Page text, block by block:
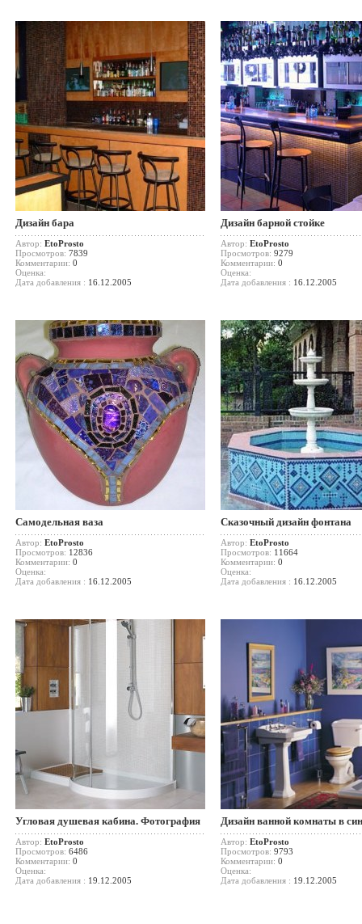
Дизайн бара
Автор: EtoProsto
Просмотров: 7839
Комментарии: 0
Оценка:
Дата добавления : 16.12.2005
Дизайн барной стойке
Автор: EtoProsto
Просмотров: 9279
Комментарии: 0
Оценка:
Дата добавления : 16.12.2005
Самодельная ваза
Автор: EtoProsto
Просмотров: 12836
Комментарии: 0
Оценка:
Дата добавления : 16.12.2005
Сказочный дизайн фонтана
Автор: EtoProsto
Просмотров: 11664
Комментарии: 0
Оценка:
Дата добавления : 16.12.2005
Угловая душевая кабина. Фотография
Автор: EtoProsto
Просмотров: 6486
Комментарии: 0
Оценка:
Дата добавления : 19.12.2005
Дизайн ванной комнаты в
Автор: EtoProsto
Просмотров: 9793
Комментарии: 0
Оценка:
Дата добавления : 19.12.2005